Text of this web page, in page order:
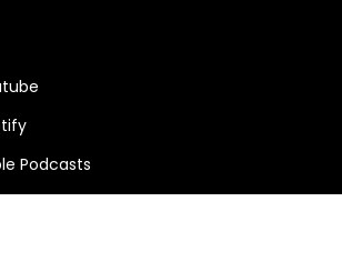
Podcasts